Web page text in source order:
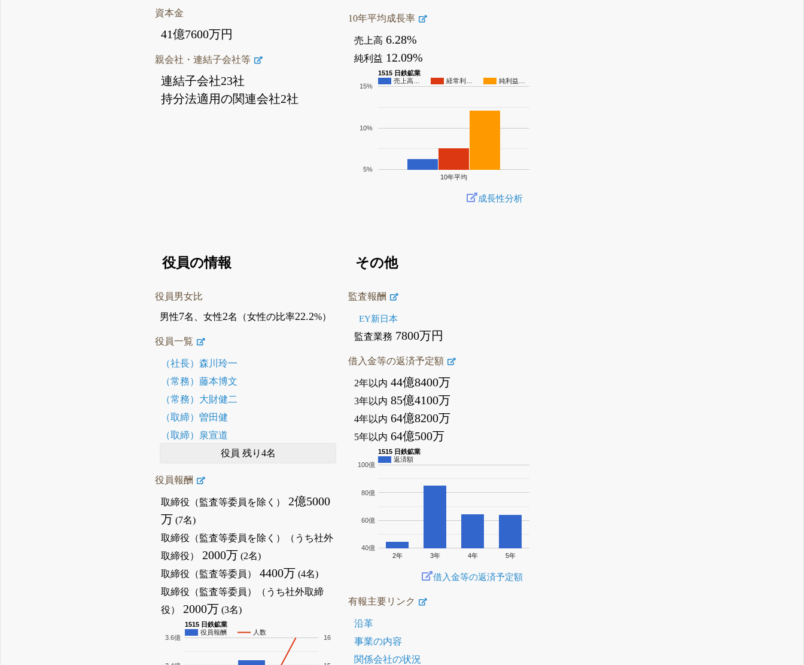
資本金
41億7600万円
親会社・連結子会社等
連結子会社23社
持分法適用の関連会社2社
10年平均成長率
売上高 6.28%
純利益 12.09%
1515 日鉄鉱業
売上高…
経常利… 純利益…
10年平均
5%
10%
15%
成長性分析
役員の情報
役員男女比
男性7名、女性2名（女性の比率22.2%）
役員一覧
（社長）森川玲一
（常務）藤本博文
（常務）大財健二
（取締）曽田健
（取締）泉宣道
役員 残り4名
役員報酬
取締役（監査等委員を除く）
2億5000
万 (7名)
取締役（監査等委員を除く）（うち社外
取締役）
2000万 (2名)
取締役（監査等委員）
4400万 (4名)
取締役（監査等委員）（うち社外取締
役）
2000万 (3名)
1515 日鉄鉱業
役員報酬
人数
3.6億 16
その他
監査報酬
EY新日本
監査業務 7800万円
借入金等の返済予定額
2年以内 44億8400万
3年以内 85億4100万
4年以内 64億8200万
5年以内 64億500万
1515 日鉄鉱業
返済額
2年 3年 4年 5年
40億
60億
80億
100億
借入金等の返済予定額
有報主要リンク
沿革
事業の内容
関係会社の状況